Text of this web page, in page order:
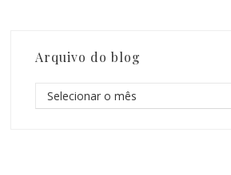
Arquivo do blog